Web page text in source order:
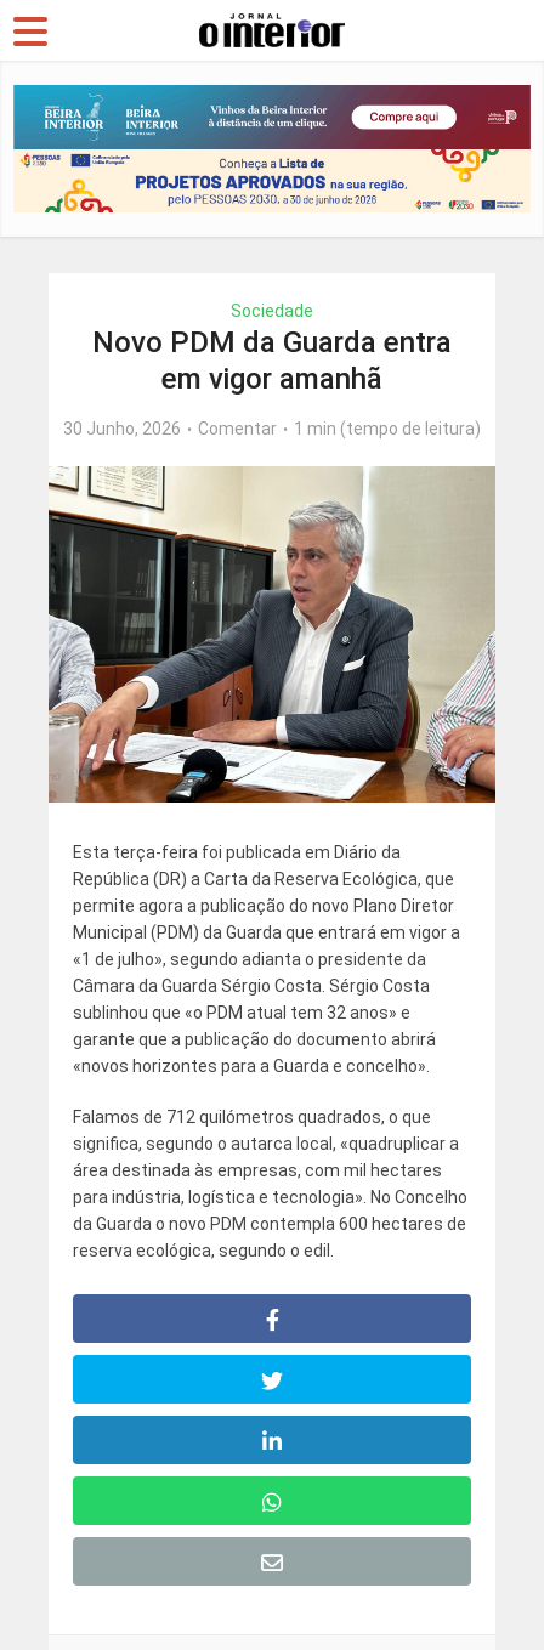
Sociedade
Novo PDM da Guarda entra
em vigor amanhã
30 Junho, 2026 Comentar 1 min (tempo de leitura)
Esta terça-feira foi publicada em Diário da
República (DR) a Carta da Reserva Ecológica, que
permite agora a publicação do novo Plano Diretor
Municipal (PDM) da Guarda que entrará em vigor a
«1 de julho», segundo adianta o presidente da
Câmara da Guarda Sérgio Costa. Sérgio Costa
sublinhou que «o PDM atual tem 32 anos» e
garante que a publicação do documento abrirá
«novos horizontes para a Guarda e concelho».
Falamos de 712 quilómetros quadrados, o que
significa, segundo o autarca local, «quadruplicar a
área destinada às empresas, com mil hectares
para indústria, logística e tecnologia». No Concelho
da Guarda o novo PDM contempla 600 hectares de
reserva ecológica, segundo o edil.